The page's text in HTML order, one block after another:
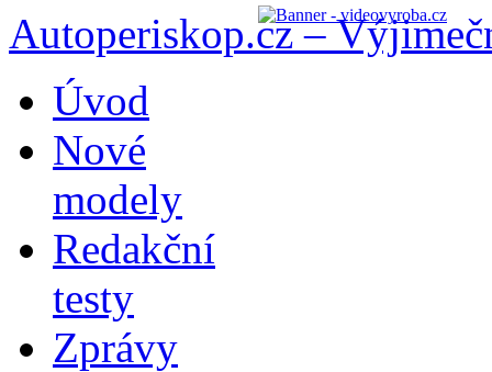
Autoperiskop.cz –
obsahu
webu
Úvod
Nové
modely
Redakční
testy
Zprávy